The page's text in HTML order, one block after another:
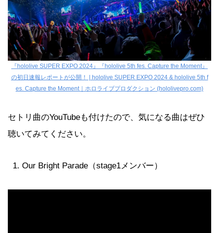
『hololive SUPER EXPO 2024』『hololive 5th fes. Capture the Moment』
の初日速報レポートが公開！ | hololive SUPER EXPO 2024 & hololive 5th f
es. Capture the Moment｜ホロライブプロダクション (hololivepro.com)
セトリ曲のYouTubeも付けたので、気になる曲はぜひ
聴いてみてください。
Our Bright Parade（stage1メンバー）